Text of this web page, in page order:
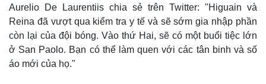
Aurelio De Laurentiis chia sẻ trên Twitter: "Higuain và
Reina đã vượt qua kiểm tra y tế và sẽ sớm gia nhập phần
còn lại của đội bóng. Vào thứ Hai, sẽ có một buổi tiệc lớn
ở San Paolo. Bạn có thể làm quen với các tân binh và số
áo mới của họ."